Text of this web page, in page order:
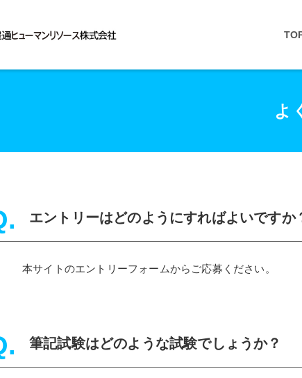
よ
エントリーはどのようにすればよいですか
本サイトのエントリーフォームからご応募ください。
筆記試験はどのような試験でしょうか？